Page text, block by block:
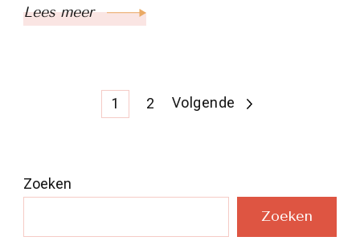
Lees meer
Berichten
Pagina
1 Pagina
2 Volgende
Zoeken
Zoeken